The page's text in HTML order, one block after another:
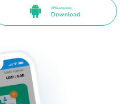
APK Langsung
Download